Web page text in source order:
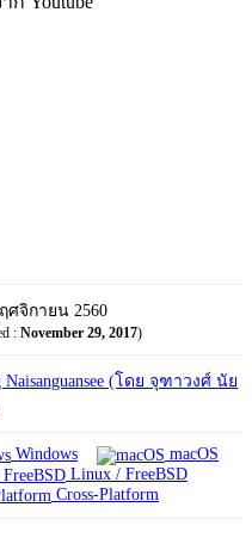
ศจิกายน 2560
: November 29, 2017)
Naisanguansee (โดย จุฑาวงศ์ นัย
Windows
macOS
Linux / FreeBSD
Cross-Platform